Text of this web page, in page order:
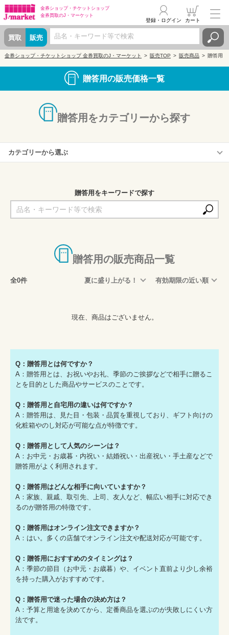
金券ショップ・ チケットショップ
金券買取のJ・マーケット
買取 販売
登録・ログイン カート
金券ショップ・チケットショップ 金券買取のJ・マーケット 販売TOP 販売商品 贈答用
贈答用の販売価格一覧
贈答用をカテゴリーから探す
カテゴリーから選ぶ
2,001～4,000円(予算)
4,001～5,000円(予算)
百貨店ギフトカード
図書カード
ハーゲンダッツ ミニカップギフト
贈答用をキーワードで探す
贈答用の販売商品一覧
全0件 夏に盛り上がる！ 有効期限の近い順
現在、商品はございません。
Q：贈答用とは何ですか？
A：贈答用とは、お祝いやお礼、季節のご挨拶などで相手に贈るこ
とを目的とした商品やサービスのことです。
Q：贈答用と自宅用の違いは何ですか？
A：贈答用は、見た目・包装・品質を重視しており、ギフト向けの
化粧箱やのし対応が可能な点が特徴です。
Q：贈答用として人気のシーンは？
A：お中元・お歳暮・内祝い・結婚祝い・出産祝い・手土産などで
贈答用がよく利用されます。
Q：贈答用はどんな相手に向いていますか？
A：家族、親戚、取引先、上司、友人など、幅広い相手に対応でき
るのが贈答用の特徴です。
Q：贈答用はオンライン注文できますか？
A：はい。多くの店舗でオンライン注文や配送対応が可能です。
Q：贈答用におすすめのタイミングは？
A：季節の節目（お中元・お歳暮）や、イベント直前より少し余裕
を持った購入がおすすめです。
Q：贈答用で迷った場合の決め方は？
A：予算と用途を決めてから、定番商品を選ぶのが失敗しにくい方
法です。